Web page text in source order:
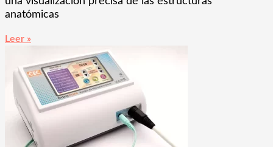
anatómicas
Leer »